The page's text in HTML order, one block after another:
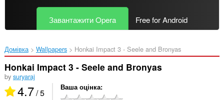
Завантажити Opera Free for Android
Домівка Wallpapers Honkai Impact 3 - Seele and Bronyas‎
Honkai Impact 3 - Seele and Bronyas
by suryaraj
4.7/ 5 Ваша оцінка